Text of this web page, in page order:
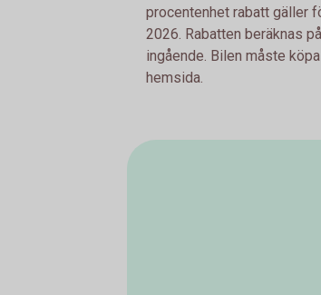
procentenhet rabatt gäller
2026. Rabatten beräknas
ingående. Bilen måste
hemsida.